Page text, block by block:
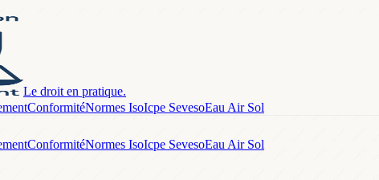
Le droit en pratique.
ConformitéNormes IsoIcpe SevesoEau Air Sol
ConformitéNormes IsoIcpe SevesoEau Air Sol